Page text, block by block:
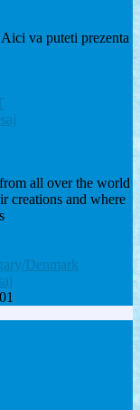
va puteti prezenta
all over the world
creations and where
Denmark